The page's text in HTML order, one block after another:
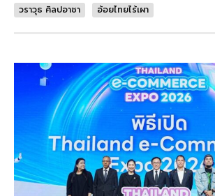
วราวุธ ศิลปอาชา
อ้อยไทยไร้เผา